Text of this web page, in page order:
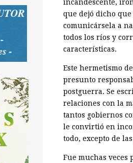
incandescente,
que dejó dicho
comunicársela a
todos los ríos y
características.
Este hermetismo
presunto
postguerra. Se
relaciones con la
tantos gobiernos
le convirtió en
todo, excepto de
Fue muchas